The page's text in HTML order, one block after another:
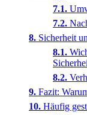
Sicherheit
Fazit:
Häufig